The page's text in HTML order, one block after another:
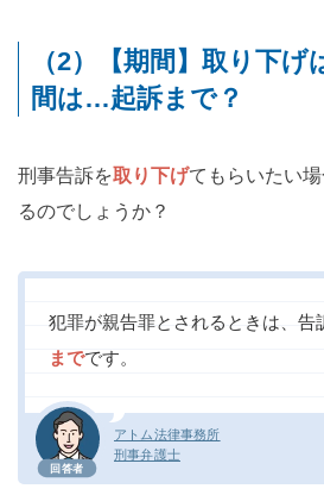
（2）【期間】取り下
間は…起訴まで？
刑事告訴を取り下げてもらいたい
るのでしょうか？
回答者
アトム法律事務所
刑事弁護士
犯罪が親告罪とされるときは、告
までです。